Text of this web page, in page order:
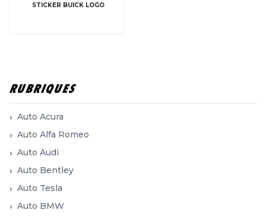
STICKER BUICK LOGO
RUBRIQUES
Auto Acura
Auto Alfa Romeo
Auto Audi
Auto Bentley
Auto Tesla
Auto BMW